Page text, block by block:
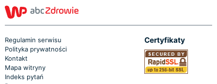
Regulamin serwisu
Polityka prywatności
Kontakt
Mapa witryny
Indeks pytań
Certyfikaty